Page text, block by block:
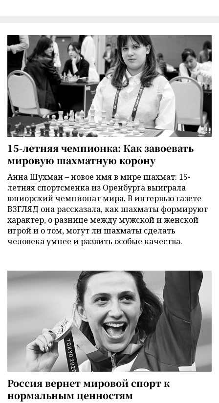
15-летняя чемпионка: Как завоевать
мировую шахматную корону
Анна Шухман – новое имя в мире шахмат: 15-
летняя спортсменка из Оренбурга выиграла
юниорский чемпионат мира. В интервью газете
ВЗГЛЯД она рассказала, как шахматы формируют
характер, о разнице между мужской и женской
игрой и о том, могут ли шахматы сделать
человека умнее и развить особые качества.
Россия вернет мировой спорт к
нормальным ценностям